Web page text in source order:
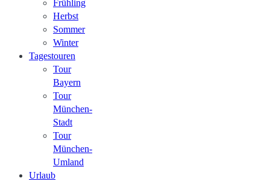
Frühling
Herbst
Sommer
Winter
Tagestouren
Tour
Bayern
Tour
München-
Stadt
Tour
München-
Umland
Urlaub